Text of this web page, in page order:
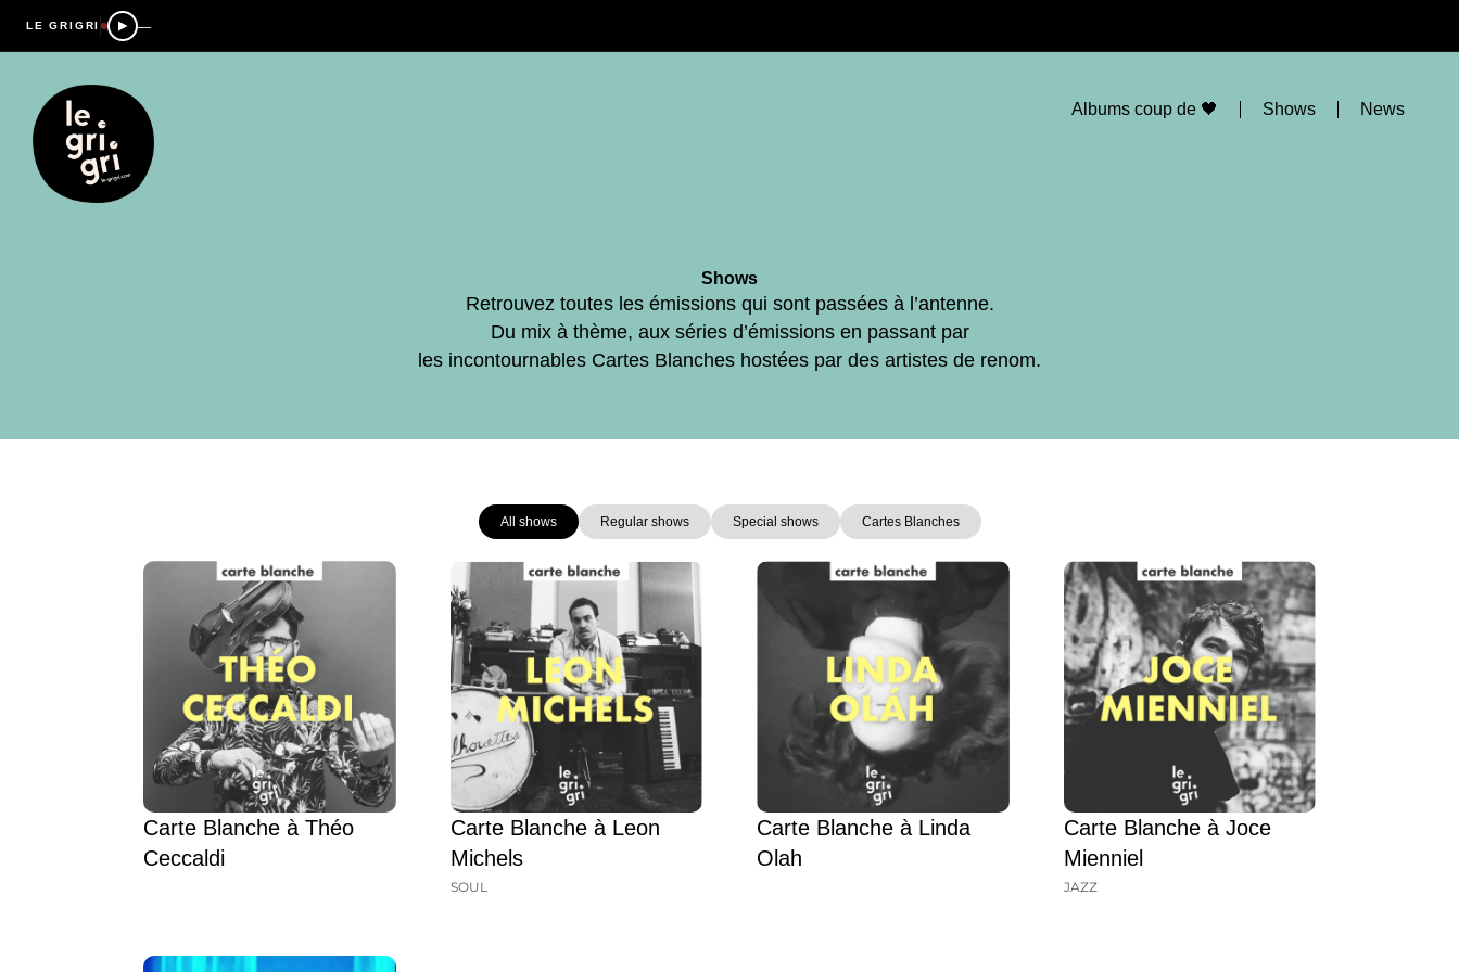
LE GRIGRI —
Albums coup de 🖤 Shows News
Shows
Retrouvez toutes les émissions qui sont passées à l’antenne.
Du mix à thème, aux séries d’émissions en passant par
les incontournables Cartes Blanches hostées par des artistes de renom.
All shows Regular shows Special shows Cartes Blanches
Carte Blanche à Théo
Ceccaldi
Carte Blanche à Leon
Michels
SOUL
Carte Blanche à Linda
Olah
Carte Blanche à Joce
Mienniel
JAZZ
Page PagePage